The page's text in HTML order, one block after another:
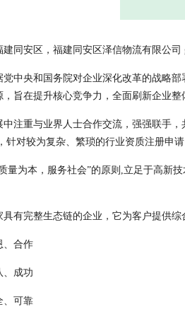
同安区，福建同安区泽信物流有限公
中央和国务院对企业深化改革的战略
旨在提升核心竞争力，全面刷新企业
注重与业界人士合作交流，强强联手
针对较为复杂、繁琐的行业资质注册申
量为本，服务社会”的原则,立足于高新
有完整生态链的企业，它为客户提供
、合作
、成功
、可靠